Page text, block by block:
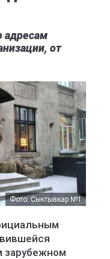
адресам
от
Фото: Сыктывкар №1
зарубежном